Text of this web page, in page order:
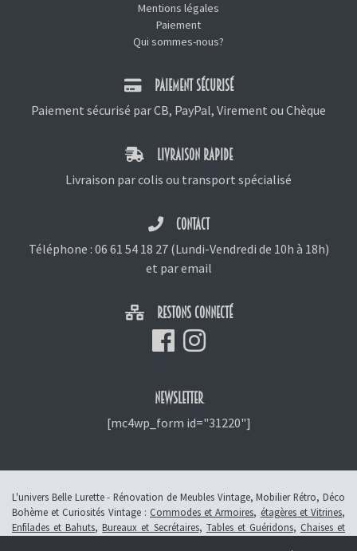
Mentions légales
Paiement
Qui sommes-nous?
PAIEMENT SÉCURISÉ
Paiement sécurisé par CB, PayPal, Virement ou Chèque
LIVRAISON RAPIDE
Livraison par colis ou transport spécialisé
CONTACT
Téléphone : 06 61 54 18 27(Lundi-Vendredi de 10h à 18h)
et par email
RESTONS CONNECTÉ
NEWSLETTER
[mc4wp_form id="31220"]
L'univers Belle Lurette - Rénovation de Meubles Vintage, Mobilier Rétro, Déco
Bohème et Curiosités Vintage : Commodes et Armoires, étagères et Vitrines,
Enfilades et Bahuts,Bureaux et Secrétaires, Tables et Guéridons, Chaises et